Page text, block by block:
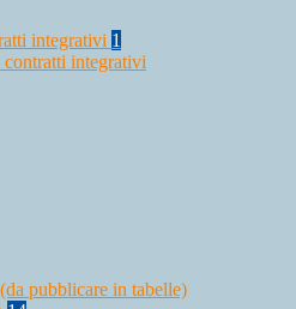
integrativi 1
contratti integrativi
pubblicare in tabelle)